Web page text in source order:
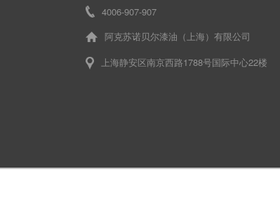
4006-907-907
阿克苏诺贝尔漆油（上海）有限公司
上海静安区南京西路1788号国际中心22楼